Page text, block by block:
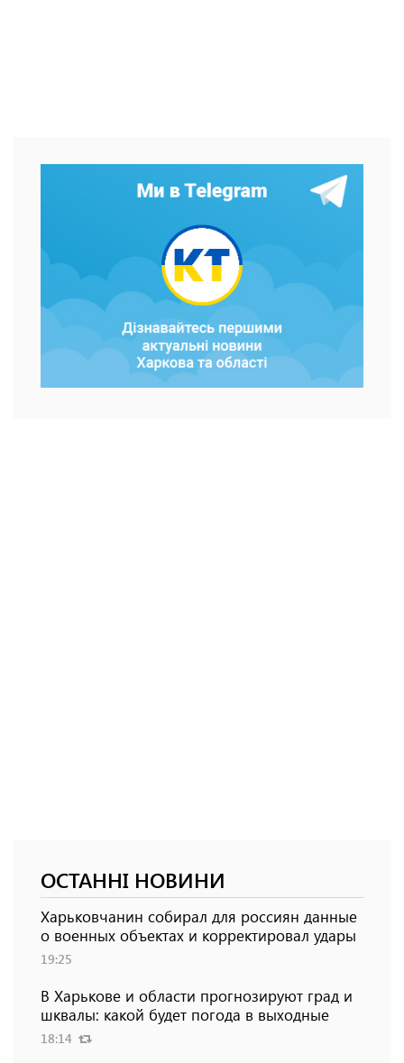
ОСТАННІ НОВИНИ
Харьковчанин собирал для россиян данные
о военных объектах и ​​корректировал удары
19:25
В Харькове и области прогнозируют град и
шквалы: какой будет погода в выходные
18:14